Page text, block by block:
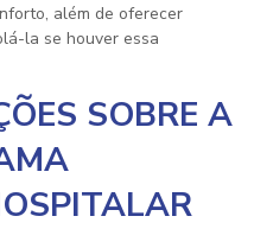
além de oferecer
la se houver essa
SOBRE A